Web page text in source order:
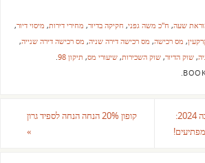
שעה, ח"כ משה גפני, חקיקה בדיור, מחירי דירות, מיסוי דיור,
, מס רכישה, מס רכישה דירה שניה, מס רכישה דירה שנייה,
, שוק הדיור, שוק השכירות, שיעורי מס, תיקון 98
.
.
מבצעי סופגניות לחנוכה 2024:
קופון 20% הנחה הנחה לספיד גרון
»